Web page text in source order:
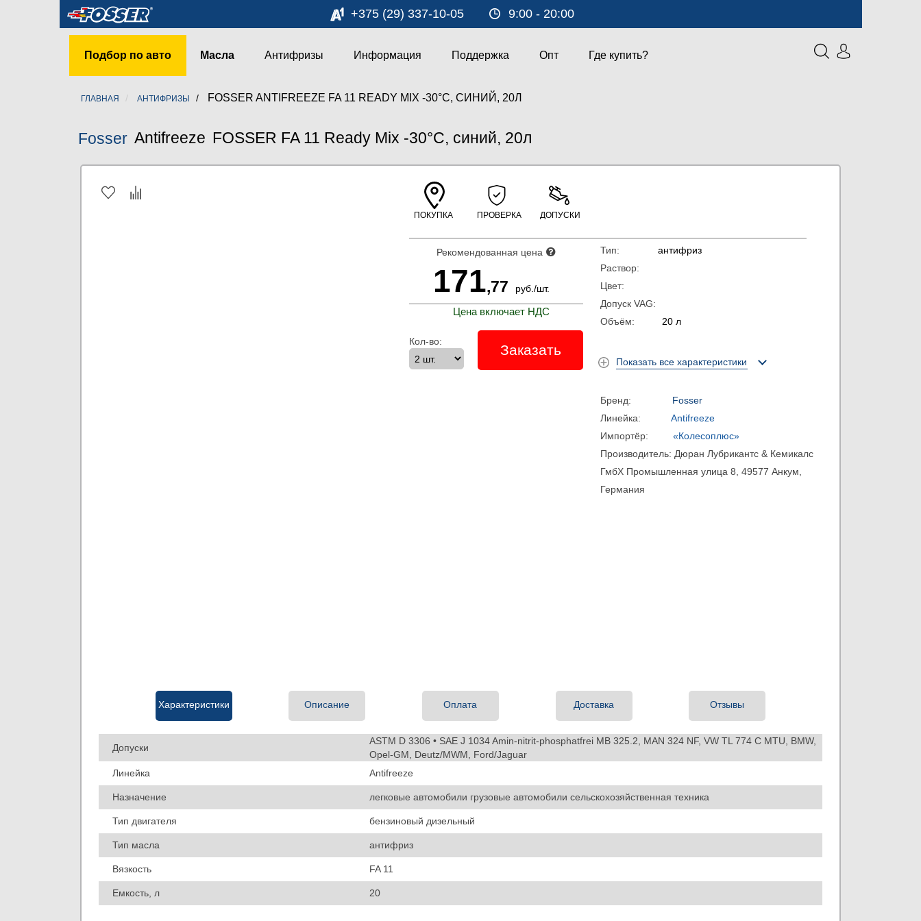
+375 (29) 337-10-05 9:00 - 20:00
Подбор по авто Масла Антифризы Информация Поддержка Опт Где купить?
ГЛАВНАЯ АНТИФРИЗЫ FOSSER ANTIFREEZE FA 11 READY MIX -30°C, СИНИЙ, 20Л
Fosser Antifreeze FOSSER FA 11 Ready Mix -30°C, синий, 20л
ПОКУПКА ПРОВЕРКА ДОПУСКИ
Рекомендованная цена
171,77 руб./шт.
Цена включает НДС
Кол-во:
Заказать
Тип:антифриз
Раствор:
Цвет:
Допуск VAG:
Объём:20 л
Бренд: Fosser
Линейка:Antifreeze
Импортёр:«Колесоплюс»
Производитель:Дюран Лубрикантс & Кемикалс
ГмбХ Промышленная улица 8, 49577 Анкум,
Германия
Показать все характеристики
Характеристики Описание Оплата Доставка Отзывы
Допуски
ASTM D 3306 • SAE J 1034 Amin-nitrit-phosphatfrei MB 325.2, MAN 324 NF, VW TL 774 C MTU, BMW,
Opel-GM, Deutz/MWM, Ford/Jaguar
Линейка
Antifreeze
Назначение легковые автомобили грузовые автомобили сельскохозяйственная техника
Тип двигателя бензиновый дизельный
Тип масла антифриз
Вязкость FA 11
Емкость, л 20